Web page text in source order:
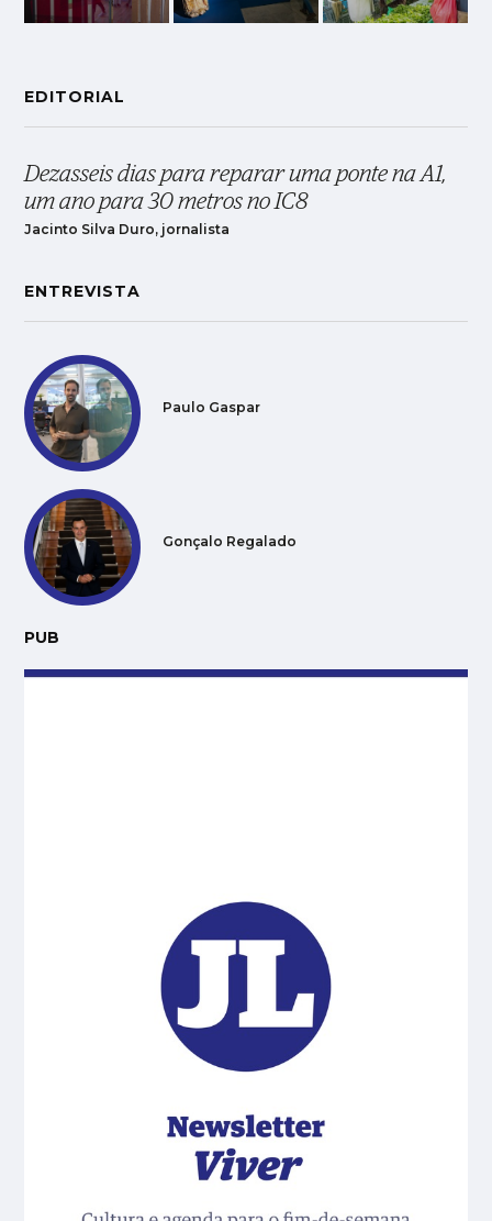
EDITORIAL
Dezasseis dias para reparar uma ponte na A1,
um ano para 30 metros no IC8
Jacinto Silva Duro, jornalista
ENTREVISTA
Paulo Gaspar
Gonçalo Regalado
PUB